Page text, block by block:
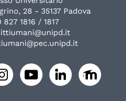
28 - 35137 Padova
827 1816 / 1817